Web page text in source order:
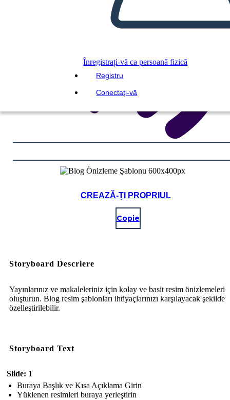
Înregistrați-vă ca persoană fizică
Registru
Conectați-vă
CREAZĂ-ȚI PROPRIUL
Copie
Storyboard Descriere
Yayınlarınız ve makaleleriniz için kolay ve basit resim önizlemeleri
oluşturun. Blog resim şablonları ihtiyaçlarınızı karşılayacak şekilde
özelleştirilebilir.
Storyboard Text
Slide: 1
Buraya Başlık ve Kısa Açıklama Girin
Yüklenen resimleri buraya yerleştirin